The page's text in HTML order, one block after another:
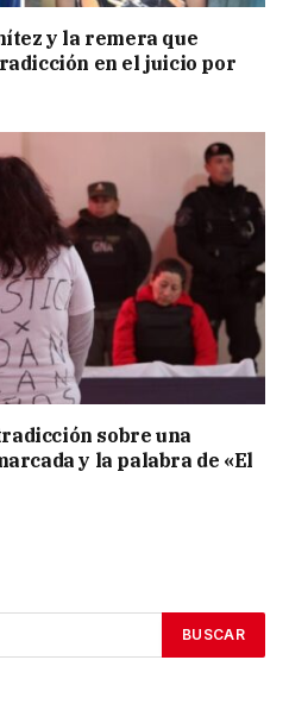
y la remera que
en el juicio por
sobre una
y la palabra de «El